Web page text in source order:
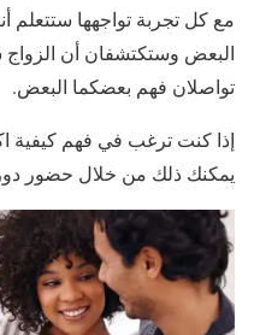
مع كل تجربة تواجهها
البعض وستكتشفان أن الزواج
تواصلان فهم بعضكما البعض.
إذا كنت ترغب في فهم كيفية
يمكنك ذلك من خلال حضور